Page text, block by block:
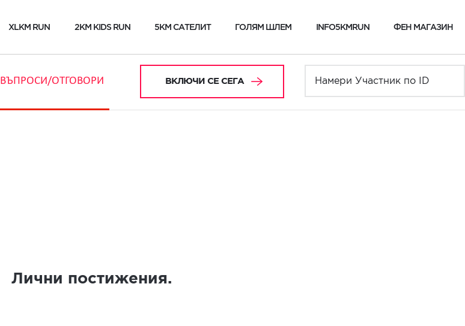
XLKM RUN 2KM KIDS RUN 5KM САТЕЛИТ ГОЛЯМ ШЛЕМ INFO5KMRUN ФЕН МАГАЗИН
ВЪПРОСИ/ОТГОВОРИ ВКЛЮЧИ СЕ СЕГА
Лични постижения.